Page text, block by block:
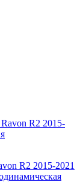
R2 2015-2021